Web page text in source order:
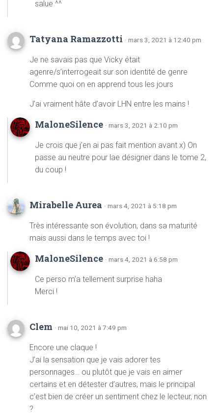
salue ^^
Tatyana Ramazzotti · mars 3, 2021 à 12:40 pm
Je ne savais pas que Vicky était
agenre/s’interrogeait sur son identité de genre
Comme quoi on en apprend tous les jours
J’ai vraiment hâte d’avoir LHN entre les mains !
MaloneSilence · mars 3, 2021 à 2:10 pm
Je crois que j’en ai pas fait mention avant x) On
passe au neutre pour lae désigner dans le tome 2,
du coup !
Mirabelle Aurea · mars 4, 2021 à 5:18 pm
Très intéressante son évolution, dans sa maturité
mais aussi dans le temps avec toi !
MaloneSilence · mars 4, 2021 à 6:58 pm
Ce perso m’a tellement surprise haha
Merci !
Clem · mai 10, 2021 à 7:49 pm
Encore une claque !
J’ai la sensation que je vais adorer tes
personnages… ou plutôt que je vais en aimer
certains et en détester d’autres, mais le principal
c’est bien de créer un sentiment chez le lecteur, non
?